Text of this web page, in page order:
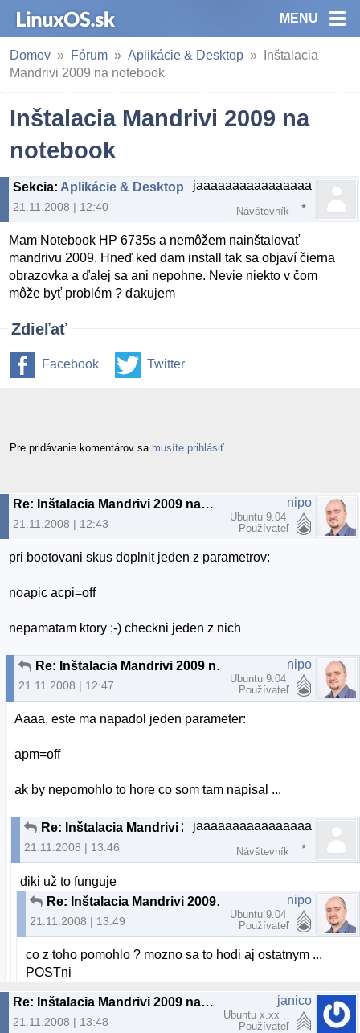
MENU
Domov Fórum Aplikácie & Desktop
Inštalacia
Mandrivi 2009 na notebook
Inštalacia Mandrivi 2009 na
notebook
Sekcia: Aplikácie & Desktop
21.11.2008 | 12:40
jaaaaaaaaaaaaaaaa
Návštevník
Mam Notebook HP 6735s a nemôžem nainštalovať
mandrivu 2009. Hneď ked dam install tak sa objaví čierna
obrazovka a ďalej sa ani nepohne. Nevie niekto v čom
môže byť problém ? ďakujem
Zdieľať
Facebook Twitter
Pre pridávanie komentárov sa musíte prihlásiť
Re: Inštalacia Mandrivi 2009 na notebook
21.11.2008 | 12:43
nipo
Ubuntu 9.04
Používateľ
pri bootovani skus doplnit jeden z parametrov:
noapic acpi=off
nepamatam ktory ;-) checkni jeden z nich
Re: Inštalacia Mandrivi 2009 na notebook
21.11.2008 | 12:47
nipo
Ubuntu 9.04
Používateľ
Aaaa, este ma napadol jeden parameter:
apm=off
ak by nepomohlo to hore co som tam napisal ...
Re: Inštalacia Mandrivi 2009 na notebook
21.11.2008 | 13:46
jaaaaaaaaaaaaaaaa
Návštevník
diki už to funguje
Re: Inštalacia Mandrivi 2009 na notebook
21.11.2008 | 13:49
nipo
Ubuntu 9.04
Používateľ
co z toho pomohlo ? mozno sa to hodi aj ostatnym ...
POSTni
Re: Inštalacia Mandrivi 2009 na notebook
21.11.2008 | 13:48
janico
Ubuntu x.xx ,
Používateľ